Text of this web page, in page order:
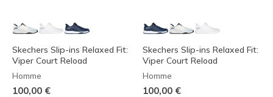
Skechers Slip-ins Relaxed Fit:
Viper Court Reload
Homme
100,00 €
Skechers Slip-ins Relaxed Fit:
Viper Court Reload
Homme
100,00 €